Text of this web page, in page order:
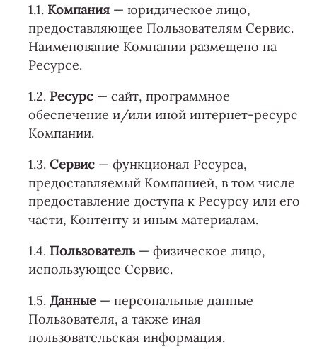
1.1. Компания — юридическое лицо,
предоставляющее Пользователям Сервис.
Наименование Компании размещено на
Ресурсе.
1.2. Ресурс — сайт, программное
обеспечение и/или иной интернет-ресурс
Компании.
1.3. Сервис — функционал Ресурса,
предоставляемый Компанией, в том числе
предоставление доступа к Ресурсу или его
части, Контенту и иным материалам.
1.4. Пользователь — физическое лицо,
использующее Сервис.
1.5. Данные — персональные данные
Пользователя, а также иная
пользовательская информация.